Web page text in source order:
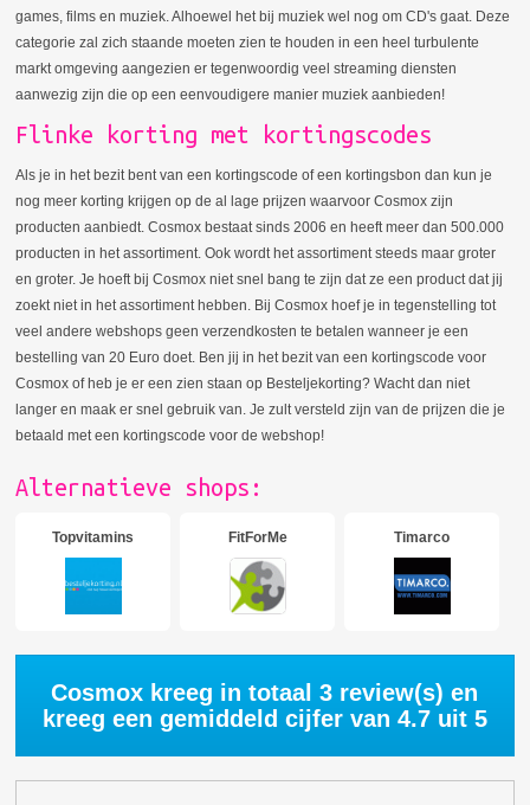
games, films en muziek. Alhoewel het bij muziek wel nog om CD's gaat. Deze
categorie zal zich staande moeten zien te houden in een heel turbulente
markt omgeving aangezien er tegenwoordig veel streaming diensten
aanwezig zijn die op een eenvoudigere manier muziek aanbieden!
Flinke korting met kortingscodes
Als je in het bezit bent van een kortingscode of een kortingsbon dan kun je
nog meer korting krijgen op de al lage prijzen waarvoor Cosmox zijn
producten aanbiedt. Cosmox bestaat sinds 2006 en heeft meer dan 500.000
producten in het assortiment. Ook wordt het assortiment steeds maar groter
en groter. Je hoeft bij Cosmox niet snel bang te zijn dat ze een product dat jij
zoekt niet in het assortiment hebben. Bij Cosmox hoef je in tegenstelling tot
veel andere webshops geen verzendkosten te betalen wanneer je een
bestelling van 20 Euro doet. Ben jij in het bezit van een kortingscode voor
Cosmox of heb je er een zien staan op Besteljekorting? Wacht dan niet
langer en maak er snel gebruik van. Je zult versteld zijn van de prijzen die je
betaald met een kortingscode voor de webshop!
Alternatieve shops:
Topvitamins FitForMe Timarco
Cosmox kreeg in totaal3 review(s) en
kreeg een gemiddeld cijfer van 4.7 uit 5